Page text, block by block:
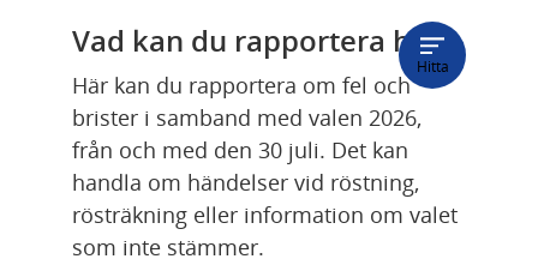
Hitta
Vad kan du rapportera här?
Här kan du rapportera om fel och
brister i samband med valen 2026,
från och med den 30 juli. Det kan
handla om händelser vid röstning,
rösträkning eller information om valet
som inte stämmer.